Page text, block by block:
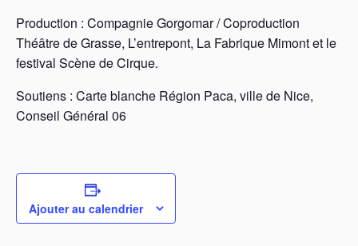
Production : Compagnie Gorgomar / Coproduction
Théâtre de Grasse, L’entrepont, La Fabrique Mimont et le
festival Scène de Cirque.
Soutiens : Carte blanche Région Paca, ville de Nice,
Conseil Général 06
Ajouter au calendrier